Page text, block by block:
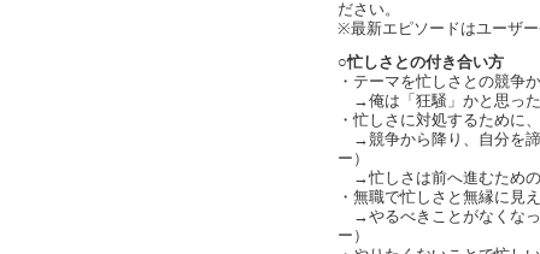
ださい。
※最新エピソードはユーザ
○忙しさとの付き合い方
・テーマを忙しさとの競争
→俺は「狂騒」かと思っ
・忙しさに対処するために
→競争から降り、自分を諦
ー）
→忙しさは前へ進むための
・無職で忙しさと無縁に見
→やるべきことがなくなっ
ー）